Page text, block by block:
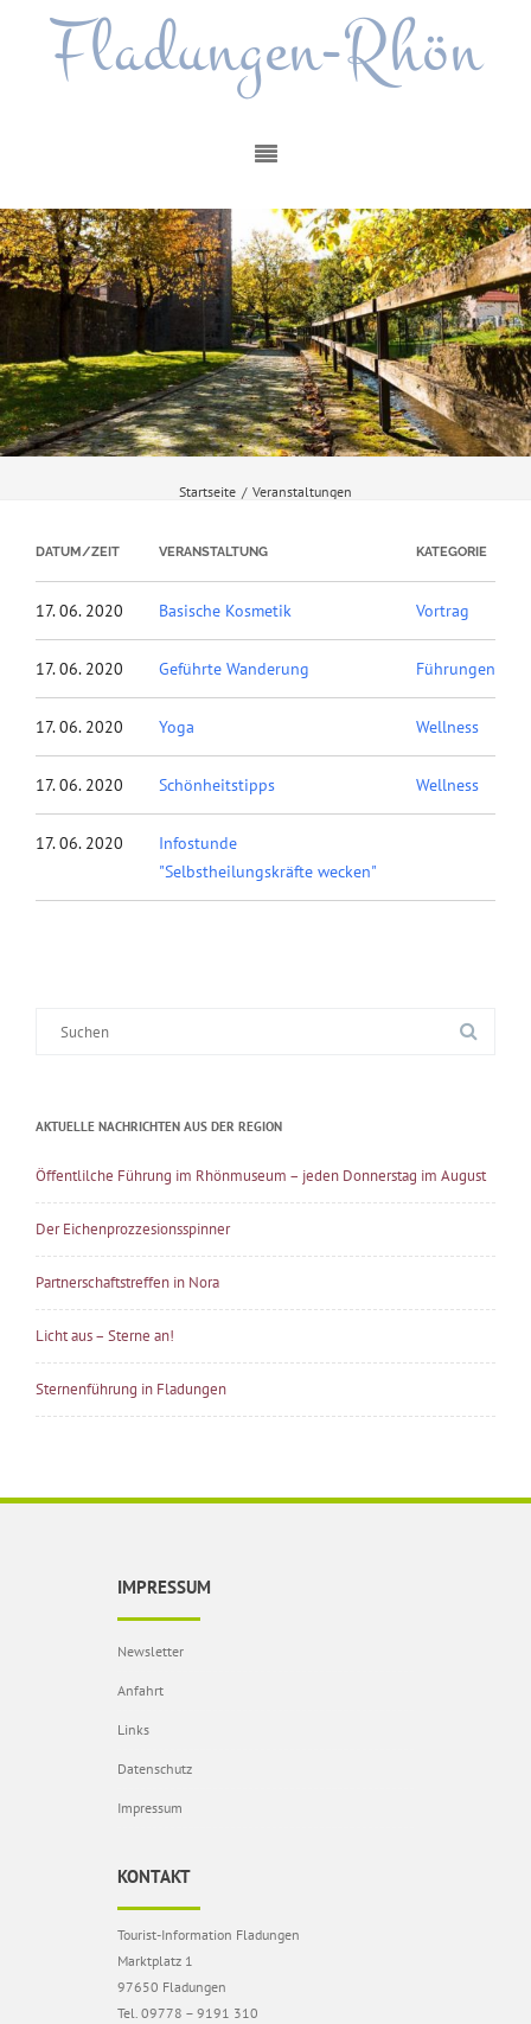
Fladungen-Rhön
Startseite / Veranstaltungen
DATUM/ZEIT VERANSTALTUNG KATEGORIE
17. 06. 2020 Basische Kosmetik Vortrag
17. 06. 2020 Geführte Wanderung Führungen
17. 06. 2020 Yoga Wellness
17. 06. 2020 Schönheitstipps Wellness
17. 06. 2020
Infostunde
"Selbstheilungskräfte wecken"
AKTUELLE NACHRICHTEN AUS DER REGION
Öffentlilche Führung im Rhönmuseum – jeden Donnerstag im August
Der Eichenprozzesionsspinner
Partnerschaftstreffen in Nora
Licht aus – Sterne an!
Sternenführung in Fladungen
IMPRESSUM
Newsletter
Anfahrt
Links
Datenschutz
Impressum
KONTAKT
Tourist-Information Fladungen
Marktplatz 1
97650 Fladungen
Tel. 09778 – 9191 310